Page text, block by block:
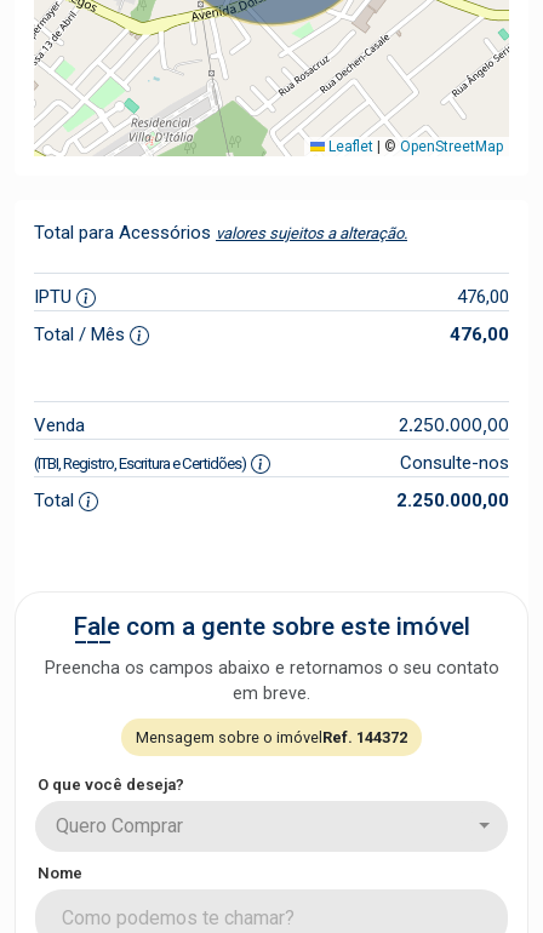
Leaflet © OpenStreetMap
Total para Acessórios valores sujeitos a alteração.
IPTU
476,00
Total / Mês
476,00
Venda 2.250.000,00
(ITBI, Registro, Escritura e Certidões)
Consulte-nos
Total
2.250.000,00
Fale com a gente sobre este imóvel
Preencha os campos abaixo e retornamos o seu contato
em breve.
Mensagem sobre o imóvel Ref. 144372
O que você deseja?
Quero Comprar
Nome